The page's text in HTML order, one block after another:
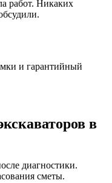
работ. Никаких
и гарантийный
в
диагностики.
сметы.